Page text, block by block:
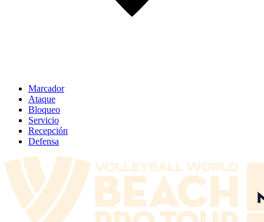
Marcador
Ataque
Bloqueo
Servicio
Recepción
Defensa